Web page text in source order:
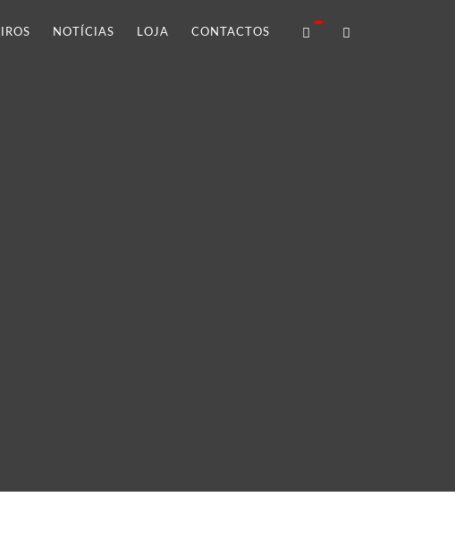
NOTÍCIAS LOJA CONTACTOS